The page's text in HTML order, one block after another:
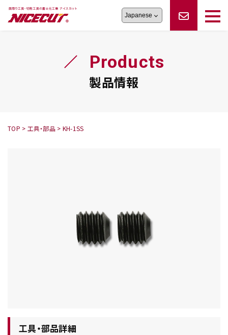
旋盤工具シリーズ
シリーズ
オーダー品依頼
フェイス・ショルダーシリーズかんたんオーダー
トラブルシューティング
ロックピンの逆ジメに注意
Products
製品情報
TOP > 工具・部品 > KH-1SS
工具・部品詳細